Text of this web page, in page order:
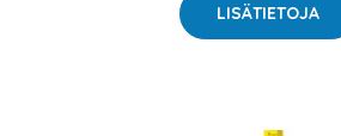
LISÄTIETOJA